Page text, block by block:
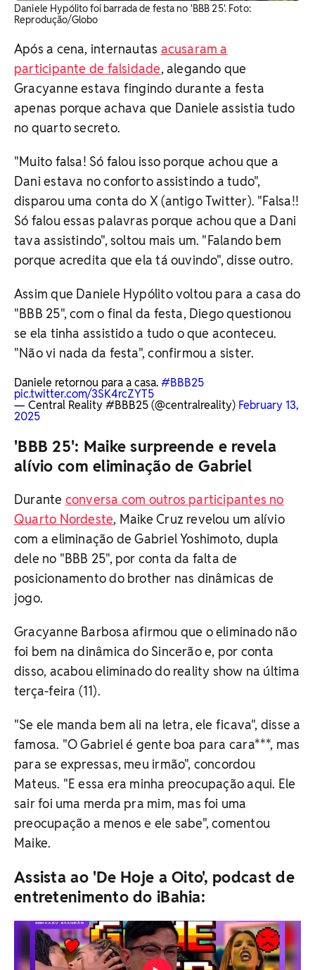
Daniele Hypólito foi barrada de festa no 'BBB 25'. Foto:
Reprodução/Globo
Após a cena, internautas acusaram a
participante de falsidade, alegando que
Gracyanne estava fingindo durante a festa
apenas porque achava que Daniele assistia tudo
no quarto secreto.
"Muito falsa! Só falou isso porque achou que a
Dani estava no conforto assistindo a tudo",
disparou uma conta do X (antigo Twitter). "Falsa!!
Só falou essas palavras porque achou que a Dani
tava assistindo", soltou mais um. "Falando bem
porque acredita que ela tá ouvindo", disse outro.
Assim que Daniele Hypólito voltou para a casa do
"BBB 25", com o final da festa, Diego questionou
se ela tinha assistido a tudo o que aconteceu.
"Não vi nada da festa", confirmou a sister.
Daniele retornou para a casa.#BBB25
pic.twitter.com/3SK4rcZYT5
— Central Reality #BBB25 (@centralreality) February 13,
2025
'BBB 25': Maike surpreende e revela
alívio com eliminação de Gabriel
Durante conversa com outros participantes no
Quarto Nordeste, Maike Cruz revelou um alívio
com a eliminação de Gabriel Yoshimoto, dupla
dele no "BBB 25", por conta da falta de
posicionamento do brother nas dinâmicas de
jogo.
Gracyanne Barbosa afirmou que o eliminado não
foi bem na dinâmica do Sincerão e, por conta
disso, acabou eliminado do reality show na última
terça-feira (11).
"Se ele manda bem ali na letra, ele ficava", disse a
famosa. "O Gabriel é gente boa para cara***, mas
para se expressas, meu irmão", concordou
Mateus. "E essa era minha preocupação aqui. Ele
sair foi uma merda pra mim, mas foi uma
preocupação a menos e ele sabe", comentou
Maike.
Assista ao 'De Hoje a Oito', podcast de
entretenimento do iBahia: